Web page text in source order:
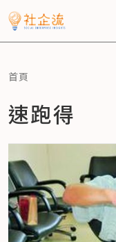
首頁
速跑得